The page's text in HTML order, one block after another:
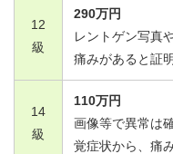
12
級
290万円
レントゲン写真
痛みがあると証
14
級
110万円
画像等で異常は
覚症状から、痛